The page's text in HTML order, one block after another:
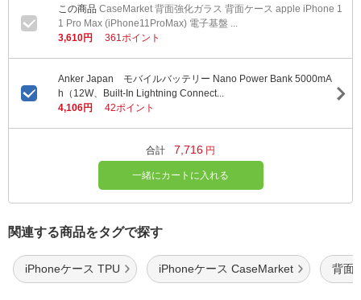
CaseMarket 背面強化ガラス 背面ケース apple iPhone 1
1 Pro Max (iPhone11ProMax) 電子基盤 ...
3,610円
361ポイント
Anker Japan モバイルバッテリー Nano Power Bank 5000mA
h（12W、Built-In Lightning Connect...
4,106円
42ポイント
合計 7,716 円
一緒にカートに入れる
関連する商品をタグで探す
iPhoneケース TPU iPhoneケース CaseMarket 背面